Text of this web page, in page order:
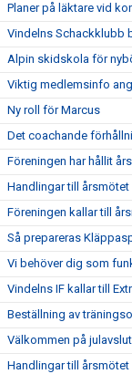
Planer på läktare vid
Vindelns Schackklubb
Alpin skidskola för
Viktig medlemsinfo
Ny roll för Marcus
Det coachande
Föreningen har hållit
Handlingar till årsmötet
Föreningen kallar till
Så prepareras
Vi behöver dig som
Vindelns IF kallar till
Beställning av
Välkommen på
Handlingar till årsmötet